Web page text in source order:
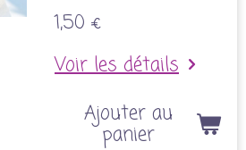
1,50 €
Voir les détails
Ajouter au
panier